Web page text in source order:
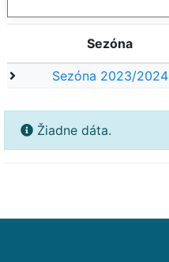
Sezóna
Sezóna 2023/2024
Žiadne dáta.